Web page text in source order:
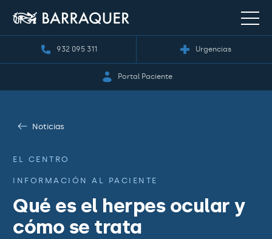
932 095 311 Urgencias
Portal Paciente
Noticias
EL CENTRO
INFORMACIÓN AL PACIENTE
Qué es el herpes ocular y
cómo se trata